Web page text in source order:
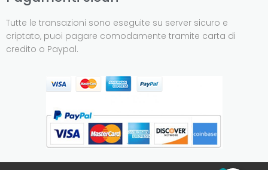
Tutte le transazioni sono eseguite su server sicuro e
criptato, puoi pagare comodamente tramite carta di
credito o Paypal.